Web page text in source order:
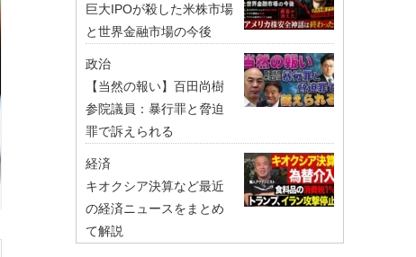
巨大IPOが殺した米株市場
と世界金融市場の今後
政治
【当然の報い】百田尚樹
参院議員：暴行罪と脅迫
罪で訴えられる
経済
キオクシア決算など最近
の経済ニュースをまとめ
て解説